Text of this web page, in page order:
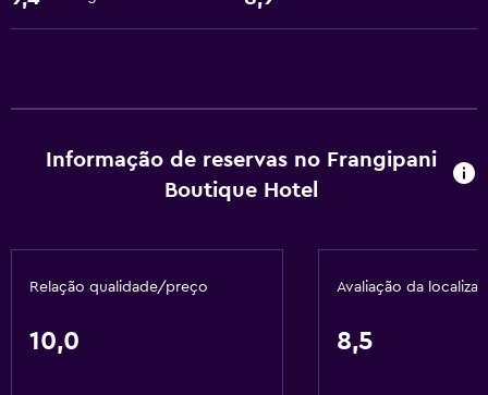
Serviço de quarto
Wi-Fi gratuito
TV Cabo ou TV por satélite
Acessibilidade e conveniência
Informação de reservas no Frangipani
Boutique Hotel
Relação qualidade/preço
10,0
Avaliação da
8,5